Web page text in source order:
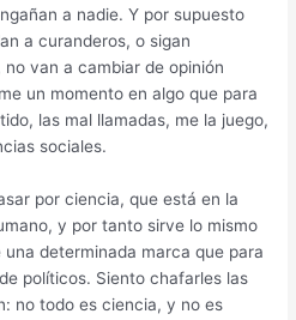
a nadie. Y por supuesto
a curanderos, o sigan
van a cambiar de opinión
un momento en algo que para
las mal llamadas, me la juego,
sociales.
por ciencia, que está en la
y por tanto sirve lo mismo
determinada marca que para
políticos. Siento chafarles las
no todo es ciencia, y no es